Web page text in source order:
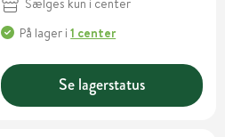
Sælges kun i center
På lager i1 center
Se lagerstatus